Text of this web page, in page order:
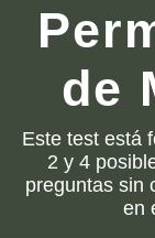
de
Este test está
2 y 4
preguntas sin
en